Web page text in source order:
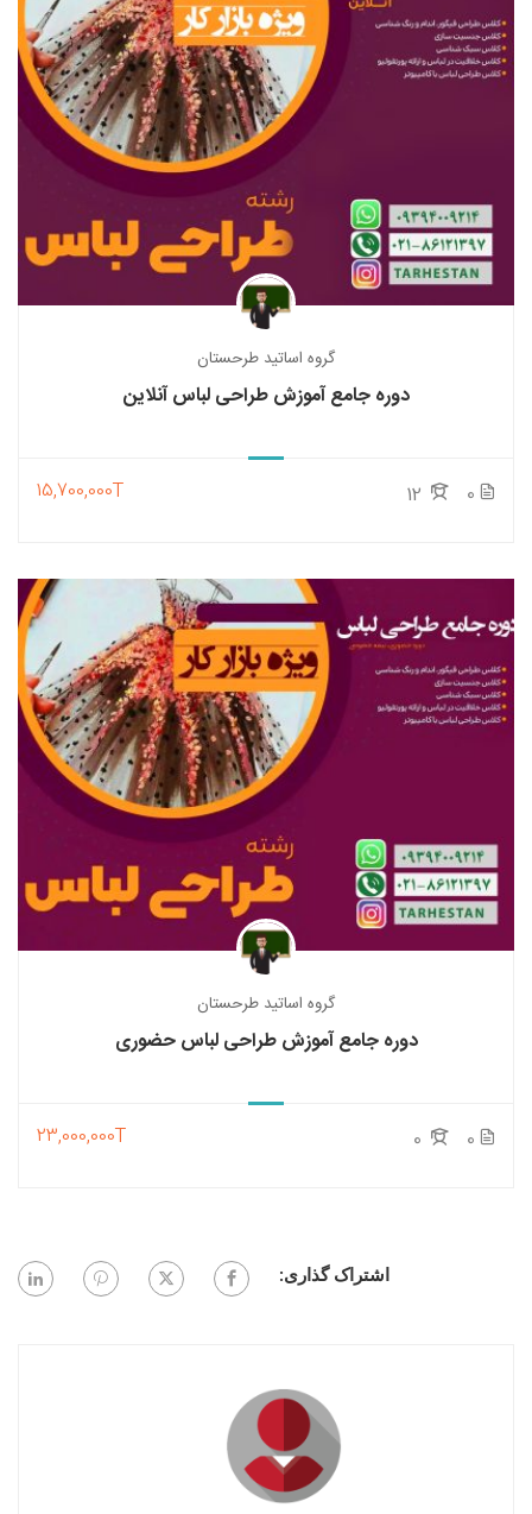
گروه اساتید طرحستان
دوره جامع آموزش طراحی لباس آنلاین
0
15,700,000T
گروه اساتید طرحستان
دوره جامع آموزش طراحی لباس حضوری
0
23,000,000T
اشتراک گذاری: